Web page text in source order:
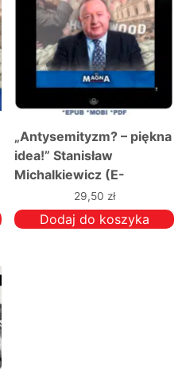
„Antysemityzm? – piękna
idea!” Stanisław
Michalkiewicz (E-
WYDANIE)29,50 zł
Dodaj do koszyka